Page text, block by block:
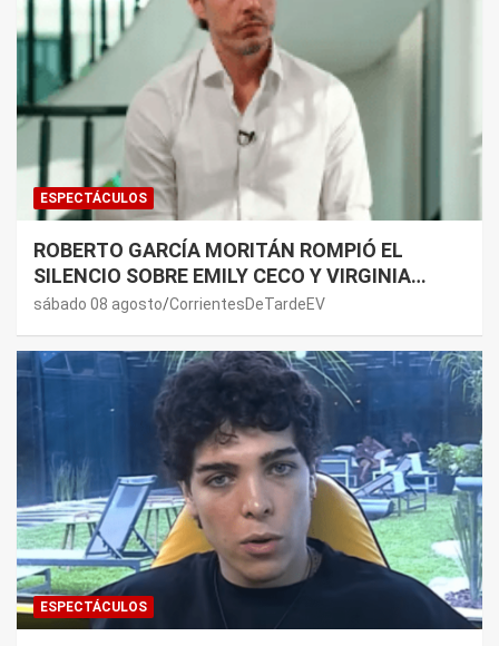
ESPECTÁCULOS
ROBERTO GARCÍA MORITÁN ROMPIÓ EL
SILENCIO SOBRE EMILY CECO Y VIRGINIA
GALLARDO: “DEDÍQUENSE A SUS VIDAS”
sábado 08 agosto CorrientesDeTardeEV
ESPECTÁCULOS